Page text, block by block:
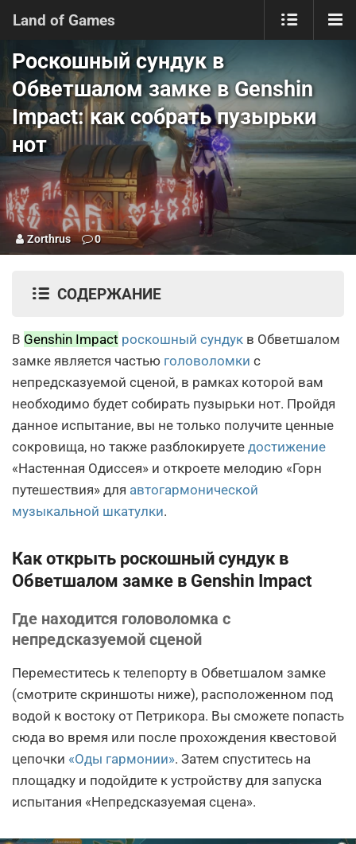
Land of Games
Роскошный сундук в
Обветшалом замке в Genshin
Impact: как собрать пузырьки
нот
Zorthrus 0
СОДЕРЖАНИЕ
В Genshin Impact роскошный сундук в Обветшалом
замке является частью головоломки с
непредсказуемой сценой, в рамках которой вам
необходимо будет собирать пузырьки нот. Пройдя
данное испытание, вы не только получите ценные
сокровища, но также разблокируете достижение
«Настенная Одиссея» и откроете мелодию «Горн
путешествия» для автогармонической
музыкальной шкатулки.
Как открыть роскошный сундук в
Обветшалом замке в Genshin Impact
Где находится головоломка с
непредсказуемой сценой
Переместитесь к телепорту в Обветшалом замке
(смотрите скриншоты ниже), расположенном под
водой к востоку от Петрикора. Вы сможете попасть
сюда во время или после прохождения квестовой
цепочки «Оды гармонии». Затем спуститесь на
площадку и подойдите к устройству для запуска
испытания «Непредсказуемая сцена».